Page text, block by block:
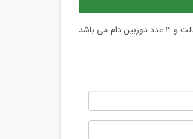
این پکیج 6 عددی دوربین مدار بسته دارای 6 عدد دوربین مداربسته که شامل 3 عدد دوربین بالت و 3 عدد دوربین دام می باشد